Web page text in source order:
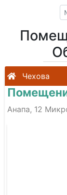
Чехова
Анапа, 12